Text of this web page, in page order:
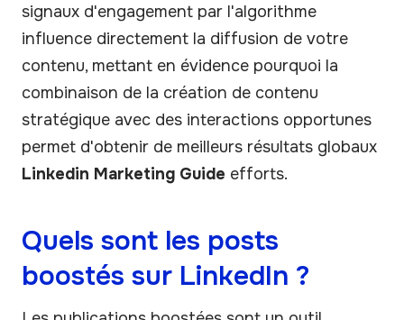
signaux d'engagement par l'algorithme
influence directement la diffusion de votre
contenu, mettant en évidence pourquoi la
combinaison de la création de contenu
stratégique avec des interactions opportunes
permet d'obtenir de meilleurs résultats globaux
Linkedin Marketing Guide efforts.
Quels sont les posts
boostés sur LinkedIn ?